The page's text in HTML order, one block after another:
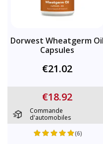
Dorwest Wheatgerm Oil
Capsules
€21.02
€18.92
Commande
d'automobiles
(6)